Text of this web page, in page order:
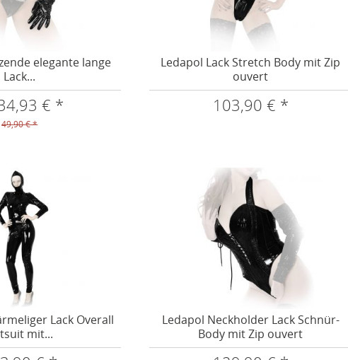
elegante lange
Lack...
€ *
49,90 € *
Ledapol Lack Stretch Body mit Zip
ouvert
103,90 € *
Lack Overall
mit...
Ledapol Neckholder Lack Schnür-
Body mit Zip ouvert